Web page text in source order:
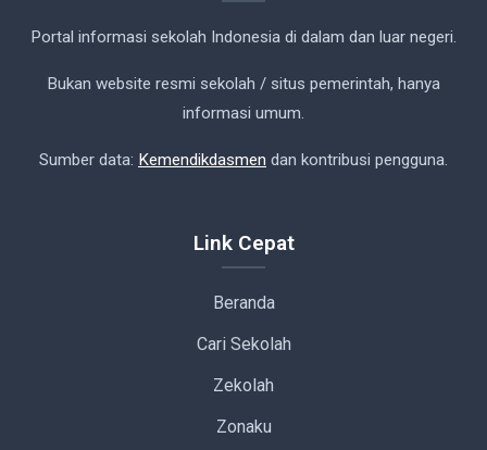
Portal informasi sekolah Indonesia di dalam dan luar negeri.
Bukan website resmi sekolah / situs pemerintah, hanya
informasi umum.
Sumber data: Kemendikdasmen dan kontribusi pengguna.
Link Cepat
Beranda
Cari Sekolah
Zekolah
Zonaku